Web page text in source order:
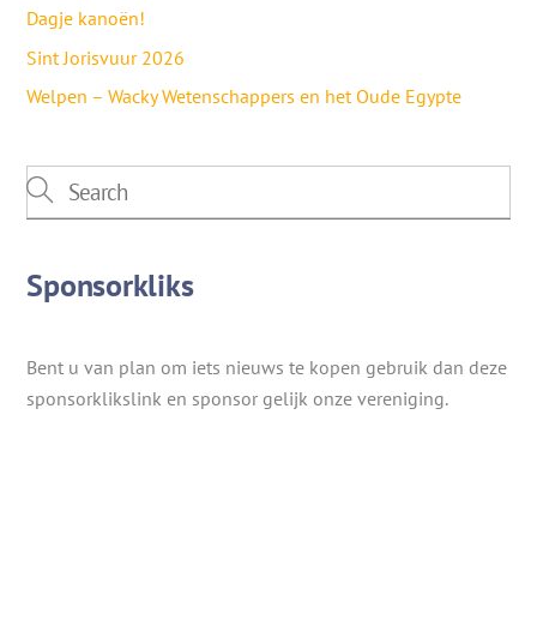
Dagje kanoën!
Sint Jorisvuur 2026
Welpen – Wacky Wetenschappers en het Oude Egypte
Sponsorkliks
Bent u van plan om iets nieuws te kopen gebruik dan deze
sponsorklikslink en sponsor gelijk onze vereniging.